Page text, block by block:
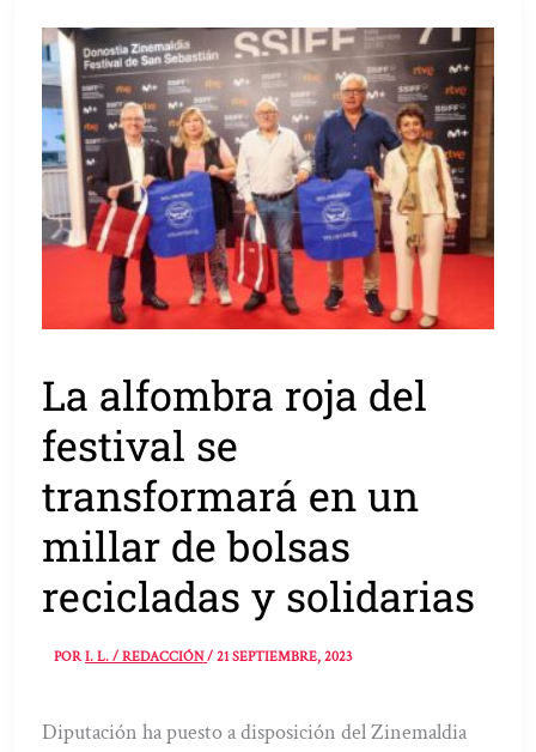
La alfombra roja del
festival se
transformará en un
millar de bolsas
recicladas y solidarias
PORI. L. / REDACCIÓN/21 SEPTIEMBRE, 2023
Diputación ha puesto a disposición del Zinemaldia